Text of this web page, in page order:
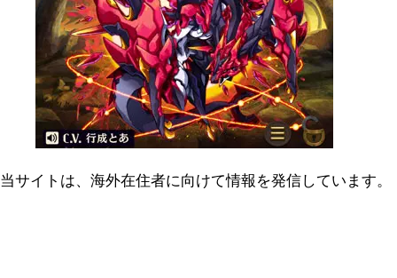
当サイトは、海外在住者に向けて情報を発信しています。